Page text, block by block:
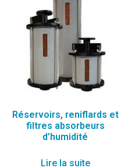
Réservoirs, reniflards et
filtres absorbeurs
d’humidité
Lire la suite